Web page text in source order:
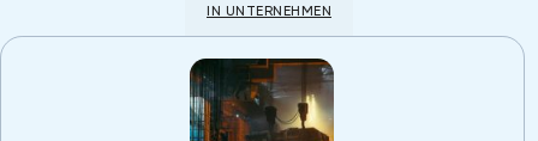
IN UNTERNEHMEN